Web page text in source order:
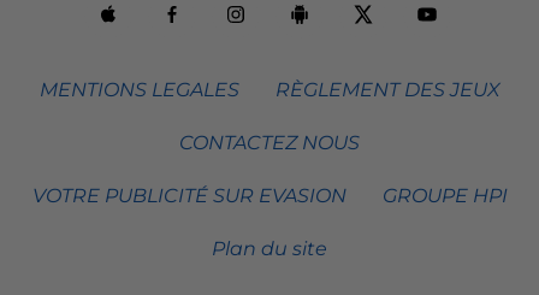
MENTIONS LEGALES RÈGLEMENT DES JEUX
CONTACTEZ NOUS
VOTRE PUBLICITÉ SUR EVASION GROUPE HPI
Plan du site